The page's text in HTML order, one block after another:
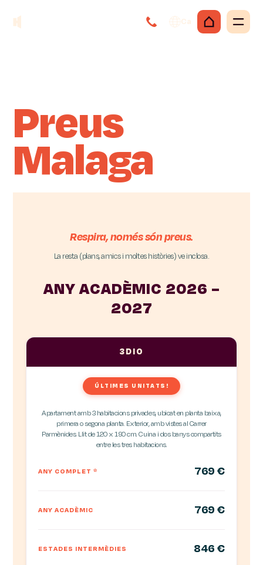
Ca
Preus
Malaga
Respira, només són preus.
La resta (plans, amics i moltes històries) ve inclosa.
ANY ACADÈMIC 2026 –
2027
3DIO
ÚLTIMES UNITATS!
Apartament amb 3 habitacions privades, ubicat en planta baixa,
primera o segona planta. Exterior, amb vistes al Carrer
Parmènides. Llit de 120 x 190 cm. Cuina i dos banys compartits
entre les tres habitacions.
ANY COMPLET* 769 €
ANY ACADÈMIC 769 €
ESTADES INTERMÈDIES 846 €